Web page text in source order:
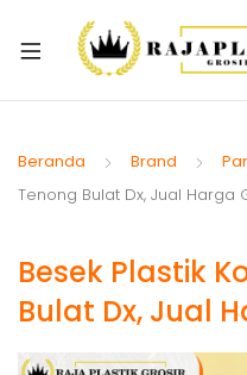
Beranda Brand
Tenong Bulat Dx, Jual Harga
Besek Plastik
Bulat Dx, Jual